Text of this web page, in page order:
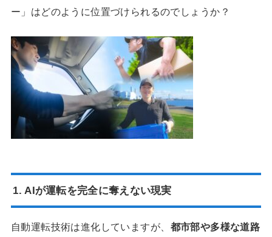
ー」はどのように位置づけられるのでしょうか？
1. AIが運転を完全に奪えない現実
自動運転技術は進化していますが、 都市部や多様な道路